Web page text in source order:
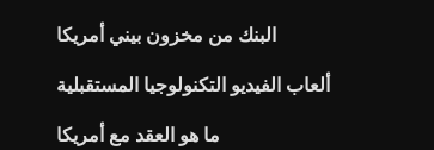
البنك من مخزون بيني أمريكا
ألعاب الفيديو التكنولوجيا المستقبلية
ما هو العقد مع أمريكا